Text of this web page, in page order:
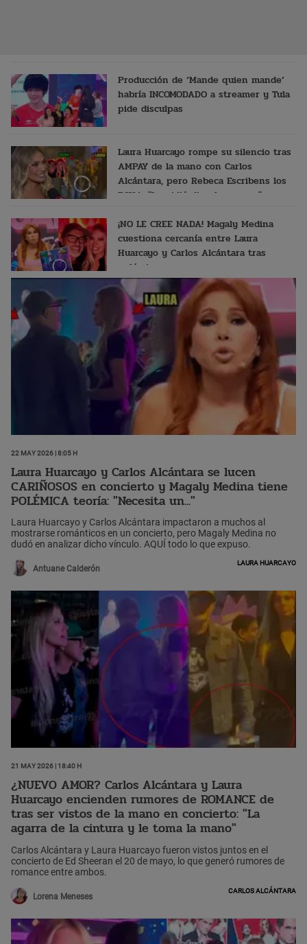
Producción de ‘Mande quien mande’
habría INCOMODADO a streamer y Tula
pide disculpas
Laura Huarcayo rompe su silencio tras
AMPAY de la mano con Carlos
Alcántara, pero Rebeca Escribens los
ECHA: "Le pidió disculpas por..."
¡NO LE CREE NADA! Magaly Medina
cuestiona cercanía entre Laura
Huarcayo y Carlos Alcántara tras
polémico ampay
22 May 2026 | 8:05 h
Laura Huarcayo y Carlos Alcántara se lucen
CARIÑOSOS en concierto y Magaly Medina tiene
POLÉMICA teoría: "Necesita un..."
Laura Huarcayo y Carlos Alcántara impactaron a muchos al
mostrarse románticos en un concierto, pero Magaly Medina no
dudó en analizar dicho vínculo. AQUÍ todo lo que expuso.
Antuane Calderón
Laura Huarcayo
21 May 2026 | 18:40 h
¿NUEVO AMOR? Carlos Alcántara y Laura
Huarcayo encienden rumores de ROMANCE de
tras ser vistos de la mano en concierto: "La
agarra de la cintura y le toma la mano"
Carlos Alcántara y Laura Huarcayo fueron vistos juntos en el
concierto de Ed Sheeran el 20 de mayo, lo que generó rumores de
romance entre ambos.
Lorena Meneses
Carlos Alcántara